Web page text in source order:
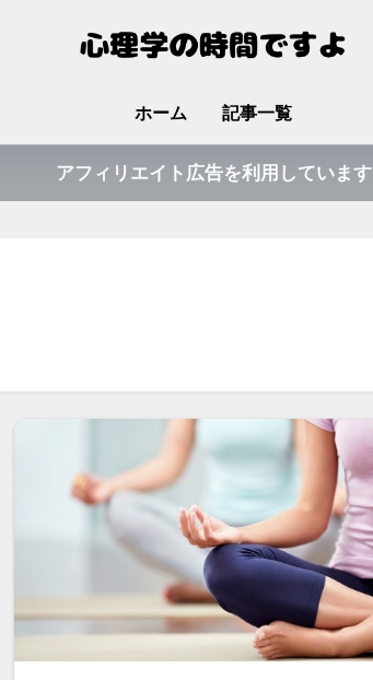
ホーム 記事一覧
アフィリエイト広告を利用しています